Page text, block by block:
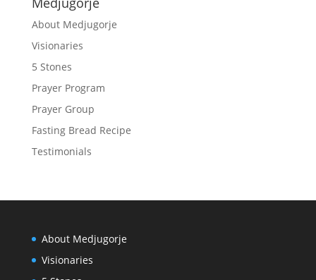
About Medjugorje
Visionaries
5 Stones
Prayer Program
Prayer Group
Fasting Bread Recipe
Testimonials
About Medjugorje
Visionaries